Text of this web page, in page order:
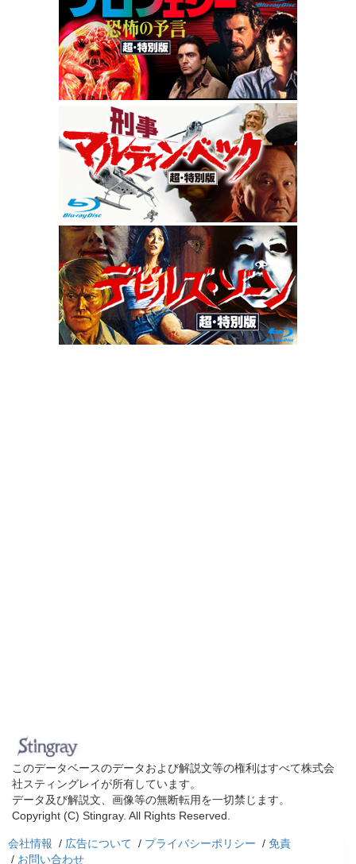
このデータベースのデータおよび解説文等の権利はすべて株式会
社スティングレイが所有しています。
データ及び解説文、画像等の無断転用を一切禁じます。
Copyright (C) Stingray. All Rights Reserved.
会社情報 / 広告について / プライバシーポリシー / 免責
/ お問い合わせ